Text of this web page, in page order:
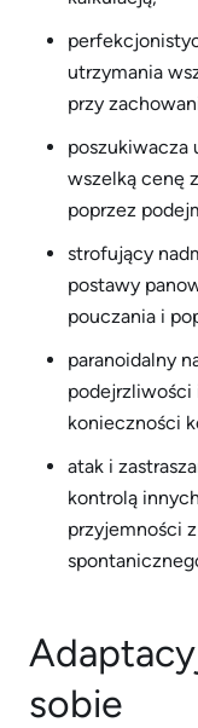
utrzymania
przy
poszukiwacza
wszelką cenę
poprzez
strofujący
postawy
pouczania i
paranoidalny
podejrzliwości
konieczności
atak i
kontrolą
przyjemności
sobie